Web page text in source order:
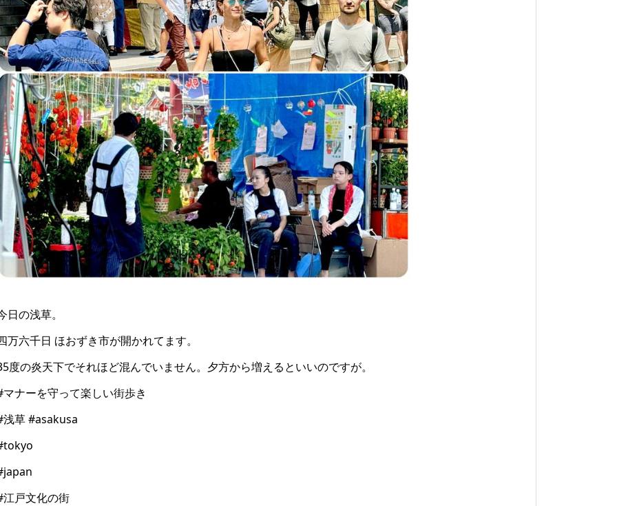
日の浅草。
万六千日 ほおずき市が開かれてます。
度の炎天下でそれほど混んでいません。夕方から増えるといいのですが。
マナーを守って楽しい街歩き
浅草 #asakusa
江戸文化の街